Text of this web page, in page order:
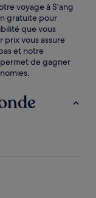
voyage à S'ang
gratuite pour
que vous
prix vous assure
et notre
de gagner